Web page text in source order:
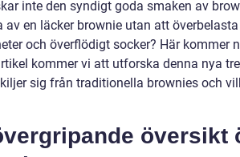
inte den syndigt goda smaken av
av en läcker brownie utan att
och överflödigt socker? Här kommer
kommer vi att utforska denna nya
sig från traditionella brownies och
översikt